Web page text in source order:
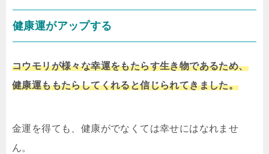
健康運がアップする
コウモリが様々な幸運をもたらす生き物であるため、
健康運ももたらしてくれると信じられてきました。
金運を得ても、健康がでなくては幸せにはなれませ
ん。